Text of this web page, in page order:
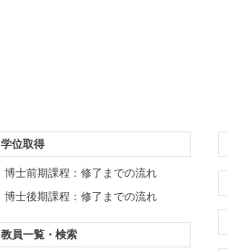
学位取得
博士前期課程：修了までの流れ
博士後期課程：修了までの流れ
教員一覧・検索